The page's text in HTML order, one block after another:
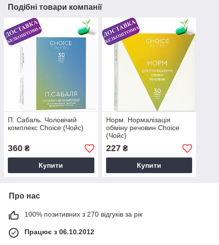
Подібні товари компанії
П. Сабаль. Чоловічий
комплекс Choice (Чойс)
360 ₴
Купити
Норм. Нормалізація
обміну речовин Choice
(Чойс)
227₴
Купити
Про нас
100% позитивних з 270 відгуків за рік
Працює з 06.10.2012